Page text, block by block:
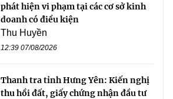
phát hiện vi phạm tại các cơ sở kinh
doanh có điều kiện
Thu Huyền
12:39 07/08/2026
Thanh tra tỉnh Hưng Yên: Kiến nghị
thu hồi đất, giấy chứng nhận đầu tư